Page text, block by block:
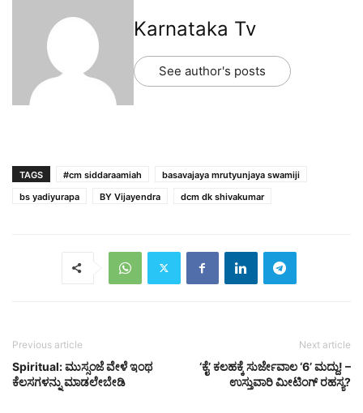
Karnataka Tv
See author's posts
TAGS #cm siddaraamiah
basavajaya mrutyunjaya swamiji
bs yadiyurapa
BY Vijayendra dcm dk shivakumar
Previous article
Spiritual: ಮುಸ್ಸಂಜೆ ವೇಳೆ ಇಂಥ
ಕೆಲಸಗಳನ್ನು ಮಾಡಲೇಬೇಡಿ
Next article
‘ಕೈ’ ಕಲಹಕ್ಕೆ ಸುರ್ಜೇವಾಲ ‘6’ ಮದ್ದು! –
ಉಸ್ತುವಾರಿ ಮೀಟಿಂಗ್ ರಹಸ್ಯ?